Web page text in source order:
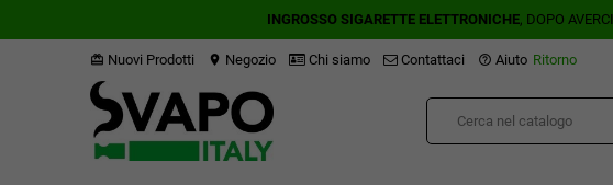
INGROSSO SIGARETTE ELETTRONICHE, DOPO
card_giftcard Nuovi Prodotti location_on Negozio Chi siamo Contattaci help_outline Aiuto Ritorno